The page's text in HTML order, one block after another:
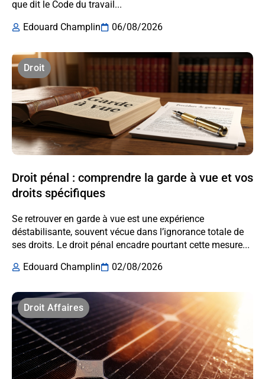
que dit le Code du travail...
Edouard Champlin
06/08/2026
Droit
Droit pénal : comprendre la garde à vue et vos
droits spécifiques
Se retrouver en garde à vue est une expérience
déstabilisante, souvent vécue dans l’ignorance totale de
ses droits. Le droit pénal encadre pourtant cette mesure...
Edouard Champlin
02/08/2026
Droit Affaires